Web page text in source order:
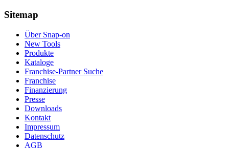
Sitemap
Über Snap-on
New Tools
Produkte
Kataloge
Franchise-Partner Suche
Franchise
Finanzierung
Presse
Downloads
Kontakt
Impressum
Datenschutz
AGB